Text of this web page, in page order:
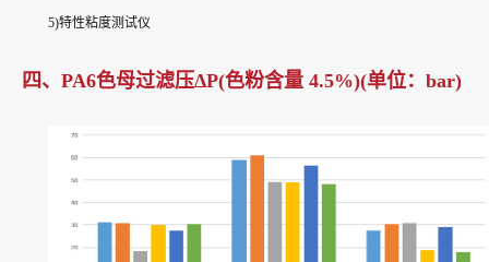
5)特性粘度测试仪
四、PA6色母过滤压ΔP(色粉含量 4.5%)(单位：bar)